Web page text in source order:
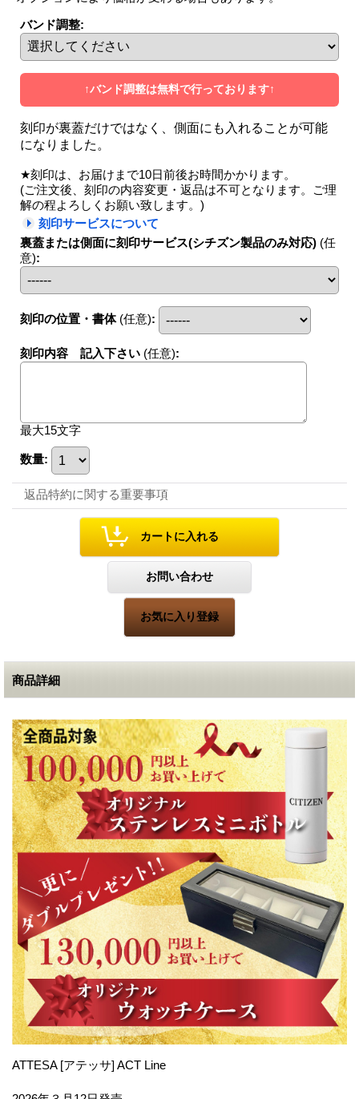
バンド調整:
↑バンド調整は無料で行っております↑
刻印が裏蓋だけではなく、側面にも入れることが可能
になりました。
★刻印は、お届けまで10日前後お時間かかります。
(ご注文後、刻印の内容変更・返品は不可となります。ご理
解の程よろしくお願い致します。)
刻印サービスについて
裏蓋または側面に刻印サービス(シチズン製品のみ対応) (任
意):
刻印の位置・書体 (任意):
刻印内容 記入下さい (任意):
最大15文字
数量:
返品特約に関する重要事項
商品詳細
ATTESA [アテッサ] ACT Line